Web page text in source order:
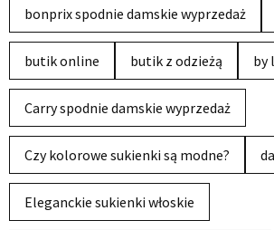
bonprix spodnie damskie wyprzedaż
butik online butik z odzieżą by
Carry spodnie damskie wyprzedaż
Czy kolorowe sukienki są modne?
Eleganckie sukienki włoskie